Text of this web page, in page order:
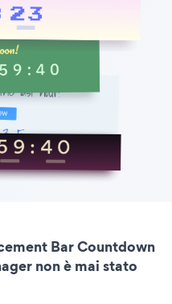
Bar Countdown
non è mai stato